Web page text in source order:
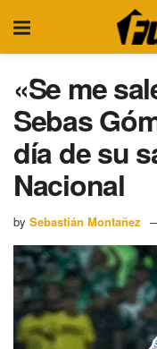
«Se me
Sebas
día de su
Nacional
by Sebastián Montañez